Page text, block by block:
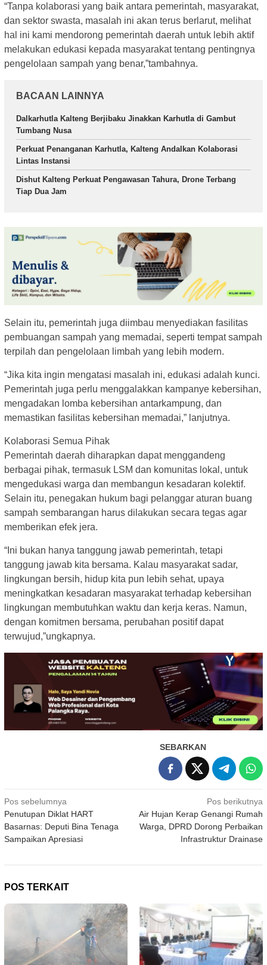
“Tanpa kolaborasi yang baik antara pemerintah, masyarakat,
dan sektor swasta, masalah ini akan terus berlarut, melihat
hal ini kami mendorong pemerintah daerah untuk lebih aktif
melakukan edukasi kepada masyarakat tentang pentingnya
pengelolaan sampah yang benar,”tambahnya.
BACAAN LAINNYA
Dalkarhutla Kalteng Berjibaku Jinakkan Karhutla di Gambut
Tumbang Nusa
Perkuat Penanganan Karhutla, Kalteng Andalkan Kolaborasi
Lintas Instansi
Dishut Kalteng Perkuat Pengawasan Tahura, Drone Terbang
Tiap Dua Jam
Selain itu, pemerintah juga diimbau menyediakan fasilitas
pembuangan sampah yang memadai, seperti tempat sampah
terpilah dan pengelolaan limbah yang lebih modern.
“Jika kita ingin mengatasi masalah ini, edukasi adalah kunci.
Pemerintah juga perlu menggalakkan kampanye kebersihan,
mengadakan lomba kebersihan antarkampung, dan
memastikan fasilitas kebersihan memadai,” lanjutnya.
Kolaborasi Semua Pihak
Pemerintah daerah diharapkan dapat menggandeng
berbagai pihak, termasuk LSM dan komunitas lokal, untuk
mengedukasi warga dan membangun kesadaran kolektif.
Selain itu, penegakan hukum bagi pelanggar aturan buang
sampah sembarangan harus dilakukan secara tegas agar
memberikan efek jera.
“Ini bukan hanya tanggung jawab pemerintah, tetapi
tanggung jawab kita bersama. Kalau masyarakat sadar,
lingkungan bersih, hidup kita pun lebih sehat, upaya
meningkatkan kesadaran masyarakat terhadap kebersihan
lingkungan membutuhkan waktu dan kerja keras. Namun,
dengan komitmen bersama, perubahan positif dapat
terwujud,”ungkapnya.
SEBARKAN
Navigasi
pos
Pos sebelumnya
Penutupan Diklat HART
Basarnas: Deputi Bina Tenaga
Sampaikan Apresiasi
Pos berikutnya
Air Hujan Kerap Genangi Rumah
Warga, DPRD Dorong Perbaikan
Infrastruktur Drainase
POS TERKAIT